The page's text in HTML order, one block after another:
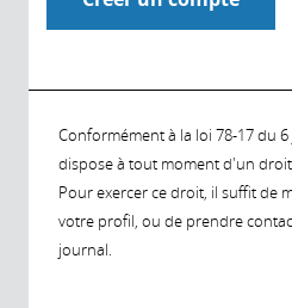
Conformément à la loi 78-17 du
dispose à tout moment d'un
Pour exercer ce droit, il suffit de
votre profil, ou de prendre
journal.